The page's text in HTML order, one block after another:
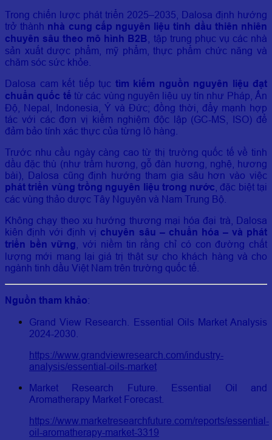
Trong chiến lược phát triển 2025–2035, Dalosa định hướng
trở thành nhà cung cấp nguyên liệu tinh dầu thiên nhiên
chuyên sâu theo mô hình B2B , tập trung phục vụ các nhà
sản xuất dược phẩm, mỹ phẩm, thực phẩm chức năng và
chăm sóc sức khỏe.
Dalosa cam kết tiếp tục tìm kiếm nguồn nguyên liệu đạt
chuẩn quốc tế từ các vùng nguyên liệu uy tín như Pháp, Ấn
Độ, Nepal, Indonesia, Ý và Đức; đồng thời, đẩy mạnh hợp
tác với các đơn vị kiểm nghiệm độc lập (GC-MS, ISO) để
đảm bảo tính xác thực của từng lô hàng.
Trước nhu cầu ngày càng cao từ thị trường quốc tế về tinh
dầu đặc thù (như trầm hương, gỗ đàn hương, nghệ, hương
bài), Dalosa cũng định hướng tham gia sâu hơn vào việc
phát triển vùng trồng nguyên liệu trong nước , đặc biệt tại
các vùng thảo dược Tây Nguyên và Nam Trung Bộ.
Không chạy theo xu hướng thương mại hóa đại trà, Dalosa
kiên định với định vị chuyên sâu – chuẩn hóa – và phát
triển bền vững , với niềm tin rằng chỉ có con đường chất
lượng mới mang lại giá trị thật sự cho khách hàng và cho
ngành tinh dầu Việt Nam trên trường quốc tế.
Nguồn tham khảo:
Grand View Research. Essential Oils Market Analysis
2024-2030.
https://www.grandviewresearch.com/industry-
analysis/essential-oils-market
Market Research Future. Essential Oil and
Aromatherapy Market Forecast.
https://www.marketresearchfuture.com/reports/essential-
oil-aromatherapy-market-3319